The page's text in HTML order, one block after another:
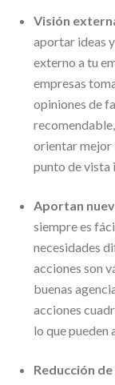
Visión
aportar ideas
externo a tu
empresas
opiniones de
orientar mejor
punto de vista
Aportan
siempre es
necesidades
acciones son
buenas
acciones
lo que pueden
Reducción